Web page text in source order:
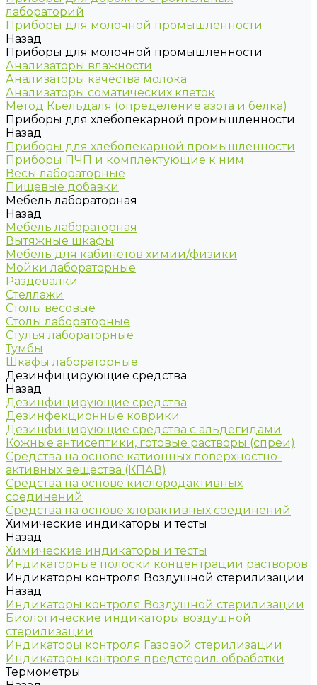
лабораторий
Приборы для молочной промышленности
Назад
Приборы для молочной промышленности
Анализаторы влажности
Анализаторы качества молока
Анализаторы соматических клеток
Метод Кьельдаля (определение азота и белка)
Приборы для хлебопекарной промышленности
Назад
Приборы для хлебопекарной промышленности
Приборы ПЧП и комплектующие к ним
Весы лабораторные
Пищевые добавки
Мебель лабораторная
Назад
Мебель лабораторная
Вытяжные шкафы
Мебель для кабинетов химии/физики
Мойки лабораторные
Раздевалки
Стеллажи
Столы весовые
Столы лабораторные
Стулья лабораторные
Тумбы
Шкафы лабораторные
Дезинфицирующие средства
Назад
Дезинфицирующие средства
Дезинфекционные коврики
Дезинфицирующие средства с альдегидами
Кожные антисептики, готовые растворы (спреи)
Средства на основе катионных поверхностно-
активных вещества (КПАВ)
Средства на основе кислородактивных
соединений
Средства на основе хлорактивных соединений
Химические индикаторы и тесты
Назад
Химические индикаторы и тесты
Индикаторные полоски концентрации растворов
Индикаторы контроля Воздушной стерилизации
Назад
Индикаторы контроля Воздушной стерилизации
Биологические индикаторы воздушной
стерилизации
Индикаторы контроля Газовой стерилизации
Индикаторы контроля предстерил. обработки
Термометры